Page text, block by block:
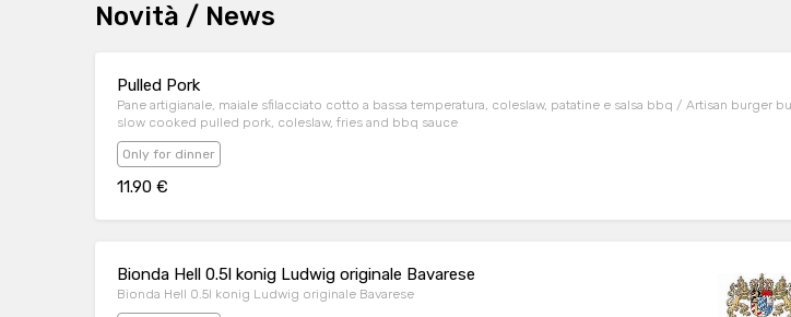
Novità / News
Pulled Pork
Pane artigianale, maiale sfilacciato cotto a bassa temperatura, coleslaw, patatine e salsa bbq / Artisan burger
slow cooked pulled pork, coleslaw, fries and bbq sauce
Only for dinner
11.90 €
Bionda Hell 0.5l konig Ludwig originale Bavarese
Bionda Hell 0.5l konig Ludwig originale Bavarese